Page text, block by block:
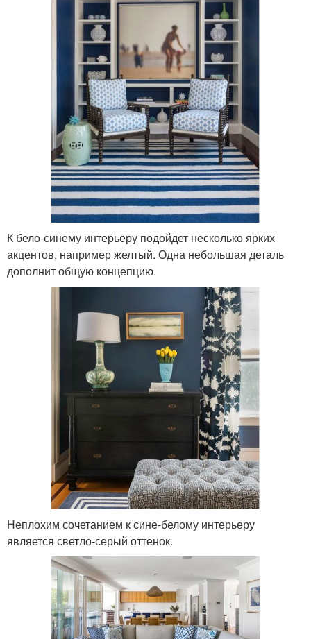
К бело-синему интерьеру подойдет несколько ярких
акцентов, например желтый. Одна небольшая деталь
дополнит общую концепцию.
Неплохим сочетанием к сине-белому интерьеру
является светло-серый оттенок.